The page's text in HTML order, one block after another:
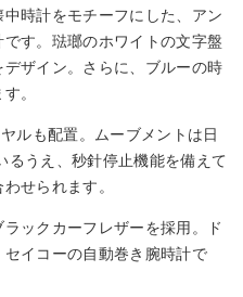
時計をモチーフにした、アン
す。琺瑯のホワイトの文字盤
ザイン。さらに、ブルーの時
。
ルも配置。ムーブメントは日
るうえ、秒針停止機能を備えて
せられます。
ックカーフレザーを採用。ド
イコーの自動巻き腕時計で